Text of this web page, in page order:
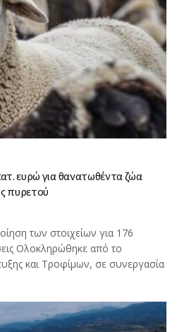
ευρώ για θανατωθέντα ζώα
πυρετού
των στοιχείων για 176
Ολοκληρώθηκε από το
και Τροφίμων, σε συνεργασία